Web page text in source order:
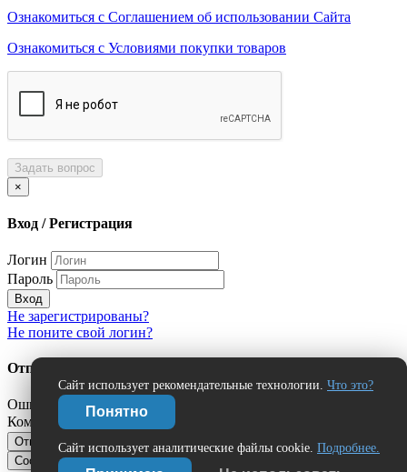
Сайт использует рекомендательные технологии. Что это?
Понятно
Сайт использует аналитические файлы cookie. Подробнее.
Ознакомиться с Соглашением об использовании Сайта
Ознакомиться с Условиями покупки товаров
Задать вопрос
×
Вход / Регистрация
Логин
Пароль
Вход
Не зарегистрированы?
Не поните свой логин?
Отправить сообщение об ошибке?
Ошибка:
Комментарий (дополнительно)
Отправить
Сообщить об ошибке
Нашли ошибку?